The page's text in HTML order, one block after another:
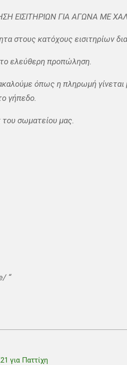
ΕΙΣΙΤΗΡΙΩΝ ΓΙΑ ΑΓΩΝΑ ΜΕ
στους κατόχους εισιτηρίων
ελεύθερη προπώληση.
όπως η πληρωμή γίνεται
γήπεδο.
σωματείου μας.
“
για Παττίχη